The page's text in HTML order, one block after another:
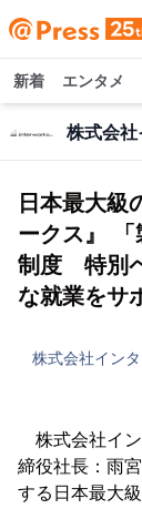
新着 エンタメ
株式会社
日本最大級
ークス』
制度 特別
な就業をサ
株式会社イン
株式会社イン
締役社長：雨
する日本最大